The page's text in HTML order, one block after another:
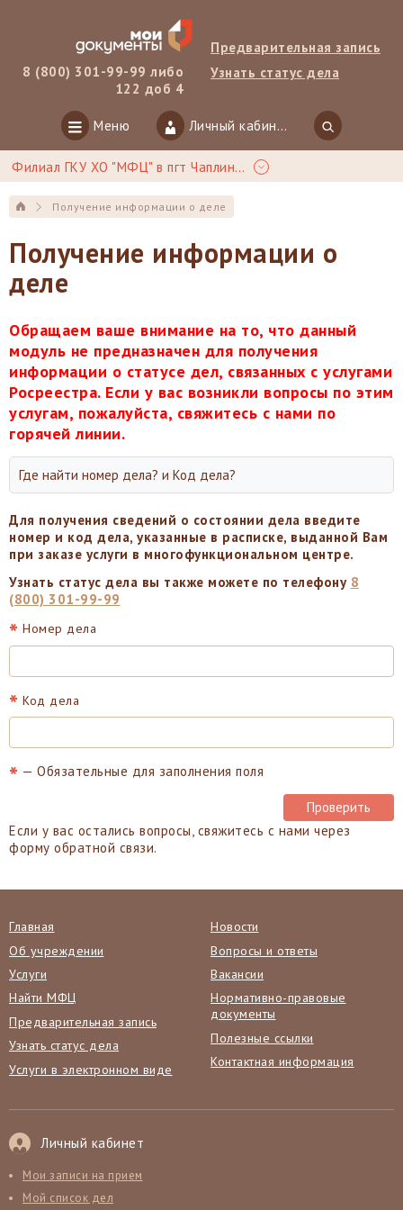
8 (800) 301-99-99 либо
122 доб 4
Предварительная запись
Узнать статус дела
Меню Личный кабинет
Филиал ГКУ ХО "МФЦ" в пгт Чаплинка
Получение информации о деле
Получение информации о
деле
Обращаем ваше внимание на то, что данный
модуль не предназначен для получения
информации о статусе дел, связанных с услугами
Росреестра. Если у вас возникли вопросы по этим
услугам, пожалуйста, свяжитесь с нами по
горячей линии.
Где найти номер дела? и Код дела?
Для получения сведений о состоянии дела введите
номер и код дела, указанные в расписке, выданной Вам
при заказе услуги в многофункциональном центре.
Узнать статус дела вы также можете по телефону 8
(800) 301-99-99
* Номер дела
* Код дела
* — Обязательные для заполнения поля
Если у вас остались вопросы, свяжитесь с нами через
форму обратной связи.
Главная
Об учреждении
Услуги
Найти МФЦ
Предварительная запись
Узнать статус дела
Услуги в электронном виде
Новости
Вопросы и ответы
Вакансии
Нормативно-правовые
документы
Полезные ссылки
Контактная информация
Личный кабинет
Мои записи на прием
Мой список дел